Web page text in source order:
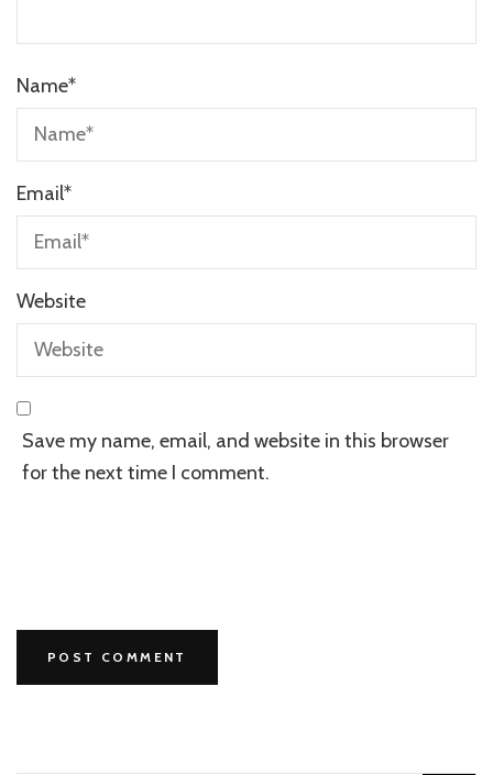
Name*
Email*
Website
Save my name, email, and website in this browser
for the next time I comment.